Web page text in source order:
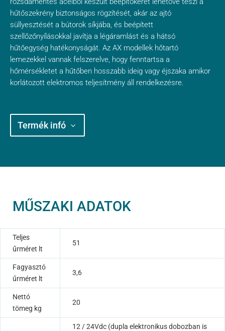
hűtőszekrény biztonságos rögzítését, akár az ajtó
süllyesztését a bútorok síkjába, és beépített
szellőzőnyílásokkal javítja a légáramlást és a hátsó
hűtőegység hatékonyságát. Az AX modellek hőtartó
lemezekkel vannak felszerelve, hogy fenntartsa a
hőmérsékletet a hűtőben hosszabb ideig vagy éjszaka amikor
korlátozott elektromos teljesítmény áll rendelkezésre.
Termék infó
MŰSZAKI ADATOK
Teljes
űrméret lt
51
Fagyasztó
űrméret lt
3,6
Nettó
tömeg kg
20
12 / 24Vdc (dupla elektronikus dobozban is